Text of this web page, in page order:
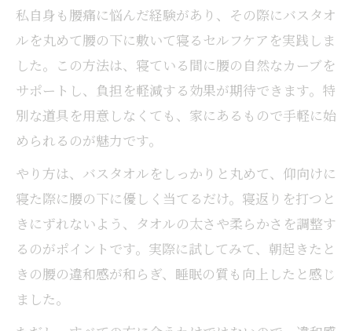
私自身も腰痛に悩んだ経験があり、その際にバスタオ
ルを丸めて腰の下に敷いて寝るセルフケアを実践しま
した。この方法は、寝ている間に腰の自然なカーブを
サポートし、負担を軽減する効果が期待できます。特
別な道具を用意しなくても、家にあるもので手軽に始
められるのが魅力です。
やり方は、バスタオルをしっかりと丸めて、仰向けに
寝た際に腰の下に優しく当てるだけ。寝返りを打つと
きにずれないよう、タオルの太さや柔らかさを調整す
るのがポイントです。実際に試してみて、朝起きたと
きの腰の違和感が和らぎ、睡眠の質も向上したと感じ
ました。